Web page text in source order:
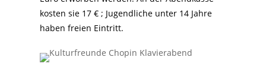
kosten sie 17 € ; Jugendliche unter 14 Jahre
haben freien Eintritt.